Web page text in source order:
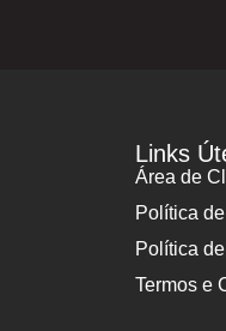
Links
Área de
Política
Política
Termos e